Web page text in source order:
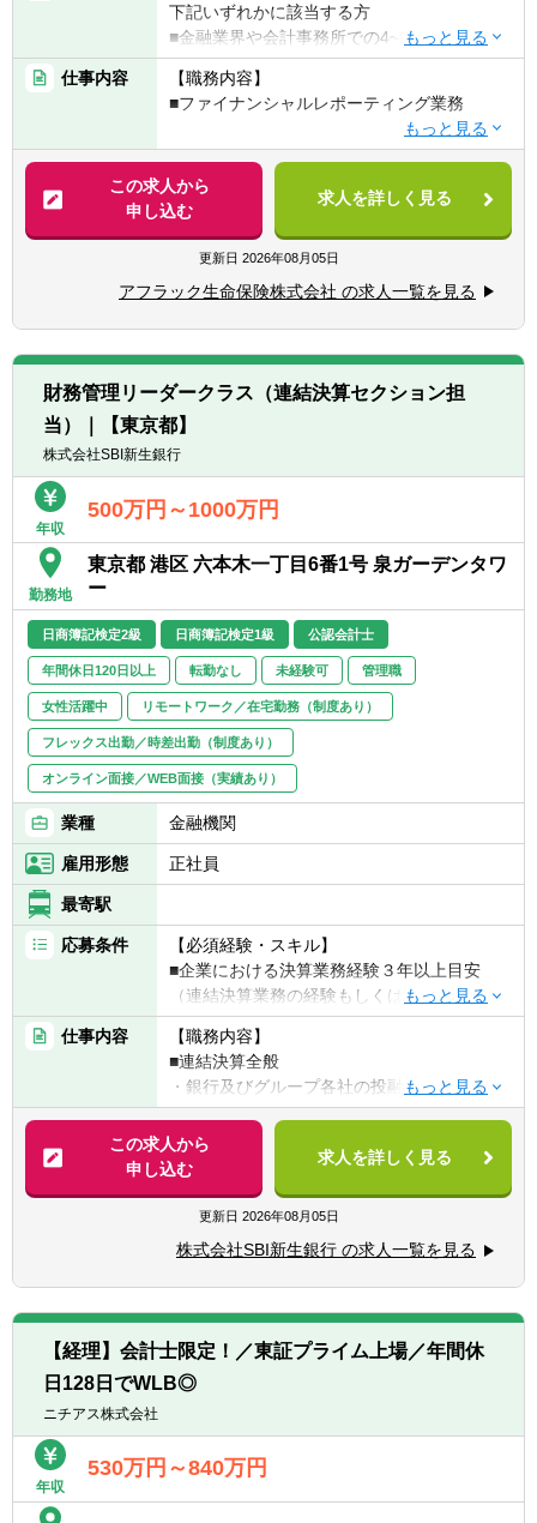
下記いずれかに該当する方
■金融業界や会計事務所での4~8年間の専門職
としての実務経験
■投資資産に係る決算・会計処理に関する知
識、実務経験（会計または資産運用に関する
【歓迎経験・スキル】
■公認会計士（JICPA）又は米国公認会計士
（CPA）の資格、証券アナリスト又はCFAの
資格、あるいは同等の資格
■英語でのコミュニケーション能力があるこ
（※）同社は「『生きる』を創るリーディン
グカンパニー」として、そして何よりも社員
の健康維持・増進のために、「2028年までに
社員の喫煙率を０％にする」ことを目指し
す。上記背景より入社時点で非喫煙者である
ことを募集要項に記載しています。
仕事内容
【職務内容】
■ファイナンシャルレポーティング業務
【具体的には】
＜全チーム共通＞
■投資資産に係る決算、財務報告業務
■外部・内部監査対応、金融庁検査対応、投
資会計に係る内部統制対応 など
＜レポーティングチーム＞
■投資資産に係る各種財務報告業務
＜会計チーム／外部委託資産チーム＞
■投資資産に係る決算業務
■内部管理資産・ヘッジ会計に関する管理、
投資会計に係るシステム開発・保守に関する
業務
■区分経理・責任準備金対応債券に関する管
理
＜バリュエーションチーム＞
ローカー時価等の検証を含む）
【ポジションの魅力】
■日本基準に基づく保険会社の投資資産に係
る決算、財務報告業務を経験できます
■業務プロセスの改善等の各種社内プロジェ
クトに参画することができます
■US親会社とコミュニケーションを取って業
務を行うため、グローバルな業務に関与いた
だけます
この求人から
申し込む
求人を詳しく見る
更新日 2026年08月05日
アフラック生命保険株式会社 の求人一覧を見る
財務管理リーダークラス（連結決算セクション担
当）｜【東京都】
株式会社SBI新生銀行
年収
500万円～1000万円
勤務地
東京都 港区 六本木一丁目6番1号 泉ガーデンタワ
ー
日商簿記検定2級 日商簿記検定1級 公認会計士
年間休日120日以上 転勤なし 未経験可 管理職
女性活躍中 リモートワーク／在宅勤務（制度あり）
フレックス出勤／時差出勤（制度あり）
オンライン面接／WEB面接（実績あり）
業種 金融機関
雇用形態 正社員
最寄駅
応募条件
【必須経験・スキル】
■企業における決算業務経験３年以上目安
（連結決算業務の経験もしくは監査法人勤務
等における連結会計に関する知見）
■簿記2級以上相当の会計税務資格
■ネイティブレベルの日本語力
【歓迎経験・スキル】
■IFRSに関する知見
■税理士
■銀行業（もしくは金融業）での決算業務経
■英語力
■会計に関する高度な専門知識と業務経験を
有する方
■金融業に関する造詣を有する方
■多様性に富む業務に積極的に取り組んでい
仕事内容
【職務内容】
■連結決算全般
・銀行及びグループ各社の投融資案件、M&A
等に係る会計面での対応
・連結財務諸表等開示書類の作成
・連結判定
・親会社（SBI HD：IFRS適用会社）のため
のIFRS関連対応（IFRS調整用データ作成
等）
なお、同行グループ自身におけるIFRS導入は
未定です。
【配属部署について】
■財務管理部
グループ財務管理部は、同行及びグループ会
する金融庁等への各種報告を主な業務とし、
連結決算、国際会計基準推進室、総括、税
この求人から
申し込む
求人を詳しく見る
更新日 2026年08月05日
株式会社SBI新生銀行 の求人一覧を見る
【経理】会計士限定！／東証プライム上場／年間休
日128日でWLB◎
ニチアス株式会社
年収
530万円～840万円